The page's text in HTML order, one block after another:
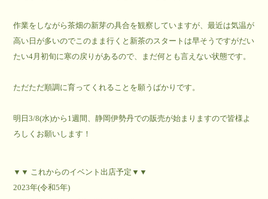
作業をしながら茶畑の新芽の具合を観察していますが、最近は気温が
高い日が多いのでこのまま行くと新茶のスタートは早そうですがだい
たい4月初旬に寒の戻りがあるので、まだ何とも言えない状態です。
ただただ順調に育ってくれることを願うばかりです。
明日3/8(水)から1週間、静岡伊勢丹での販売が始まりますので皆様よ
ろしくお願いします！
▼▼ これからのイベント出店予定▼▼
2023年(令和5年)